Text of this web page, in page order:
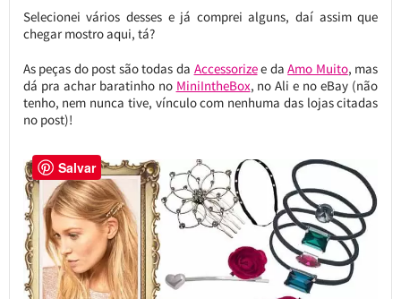
Selecionei vários desses e já comprei alguns, daí assim que
chegar mostro aqui, tá?
As peças do post são todas da Accessorizee daAmo Muito, mas
dá pra achar baratinho no MiniIntheBox, no Ali e no eBay (não
tenho, nem nunca tive, vínculo com nenhuma das lojas citadas
no post)!
Salvar